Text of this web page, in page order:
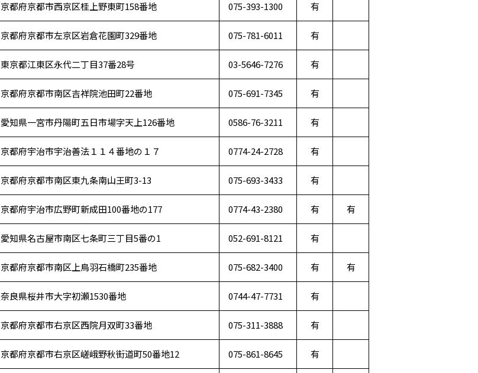
京都府京都市西京区桂上野東町158番地 075-393-1300 有
京都府京都市左京区岩倉花園町329番地 075-781-6011 有
東京都江東区永代二丁目37番28号 03-5646-7276 有
京都府京都市南区吉祥院池田町22番地 075-691-7345 有
愛知県一宮市丹陽町五日市場字天上126番地 0586-76-3211 有
京都府宇治市宇治善法１１４番地の１７ 0774-24-2728 有
京都府京都市南区東九条南山王町3-13 075-693-3433 有
京都府宇治市広野町新成田100番地の177 0774-43-2380 有 有
愛知県名古屋市南区七条町三丁目5番の1 052-691-8121 有
京都府京都市南区上鳥羽石橋町235番地 075-682-3400 有 有
奈良県桜井市大字初瀬1530番地 0744-47-7731 有
京都府京都市右京区西院月双町33番地 075-311-3888 有
京都府京都市右京区嵯峨野秋街道町50番地12 075-861-8645 有